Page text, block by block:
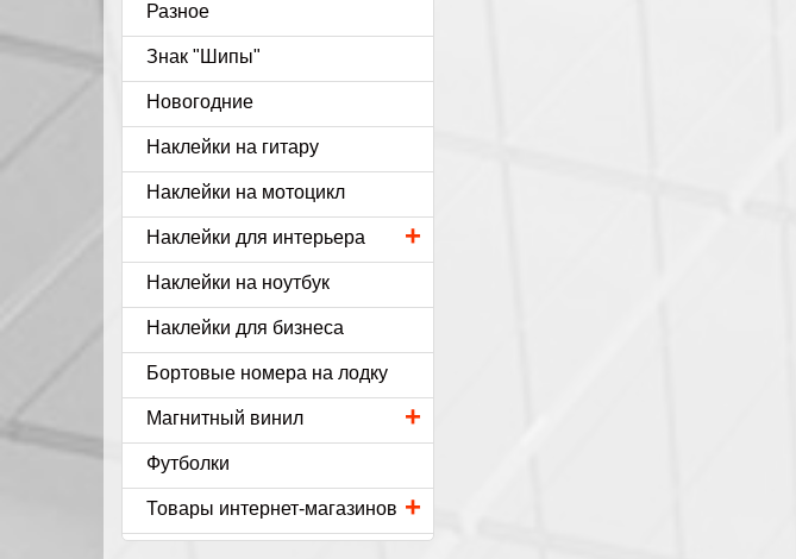
Разное
Знак "Шипы"
Новогодние
Наклейки на гитару
Наклейки на мотоцикл
+
Наклейки для интерьера
Наклейки на ноутбук
Наклейки для бизнеса
Бортовые номера на лодку
+
Магнитный винил
Футболки
+
Товары интернет-магазинов